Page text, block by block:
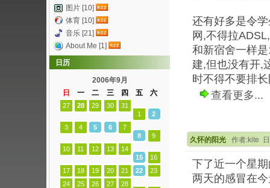
还有好多是令
网,不得拉
和新宿舍一样
建,但也没有开,
时不得不要排
查看更多...
久怀的阳光 作者:kite
下了近一个星
两天的感冒在
图片 [10]
体育 [10]
音乐 [21]
About Me [1]
日历
2006年9月
日
一 二 三 四 五 六
27 28 29 30
31
1
2
3
4 5 6
7
8
9
10
11 12 13
14
15
16
17
18 19 20 21 22
23
24
25 26 27
28